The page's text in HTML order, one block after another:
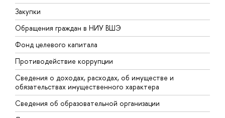
Закупки
Обращения граждан в НИУ ВШЭ
Фонд целевого капитала
Противодействие коррупции
Сведения о доходах, расходах, об имуществе и
обязательствах имущественного характера
Сведения об образовательной организации